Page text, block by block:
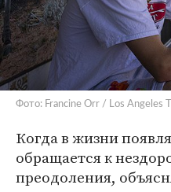
Фото: Francine Orr / Los Angeles
Когда в жизни
обращается к
преодоления,